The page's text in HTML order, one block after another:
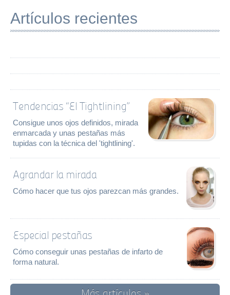
Artículos recientes
Tendencias “El Tightlining”
Consigue unos ojos definidos, mirada
enmarcada y unas pestañas más
tupidas con la técnica del 'tightlining'.
Agrandar la mirada
Cómo hacer que tus ojos parezcan más grandes.
Especial pestañas
Cómo conseguir unas pestañas de infarto de
forma natural.